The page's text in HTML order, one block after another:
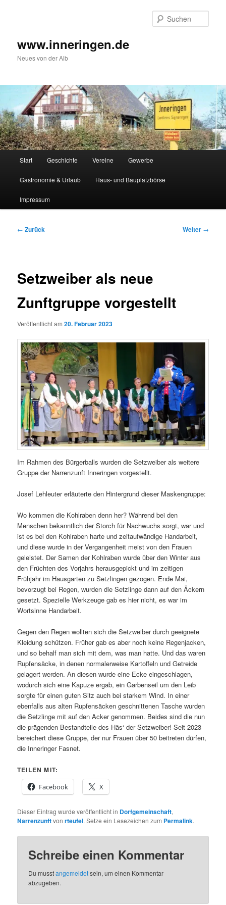
www.inneringen.de
Neues von der Alb
Start Geschichte Vereine Gewerbe
Gastronomie & Urlaub Haus- und Bauplatzbörse
Impressum
Beitragsnavigation
← Zurück Weiter →
Setzweiber als neue
Zunftgruppe vorgestellt
Veröffentlicht am20. Februar 2023
Im Rahmen des Bürgerballs wurden die Setzweiber als weitere
Gruppe der Narrenzunft Inneringen vorgestellt.
Josef Lehleuter erläuterte den Hintergrund dieser Maskengruppe:
Wo kommen die Kohlraben denn her? Während bei den
Menschen bekanntlich der Storch für Nachwuchs sorgt, war und
ist es bei den Kohlraben harte und zeitaufwändige Handarbeit,
und diese wurde in der Vergangenheit meist von den Frauen
geleistet. Der Samen der Kohlraben wurde über den Winter aus
den Früchten des Vorjahrs herausgepickt und im zeitigen
Frühjahr im Hausgarten zu Setzlingen gezogen. Ende Mai,
bevorzugt bei Regen, wurden die Setzlinge dann auf den Äckern
gesetzt. Spezielle Werkzeuge gab es hier nicht, es war im
Wortsinne Handarbeit.
Gegen den Regen wollten sich die Setzweiber durch geeignete
Kleidung schützen. Früher gab es aber noch keine Regenjacken,
und so behalf man sich mit dem, was man hatte. Und das waren
Rupfensäcke, in denen normalerweise Kartoffeln und Getreide
gelagert werden. An diesen wurde eine Ecke eingeschlagen,
wodurch sich eine Kapuze ergab, ein Garbenseil um den Leib
sorgte für einen guten Sitz auch bei starkem Wind. In einer
ebenfalls aus alten Rupfensäcken geschnittenen Tasche wurden
die Setzlinge mit auf den Acker genommen. Beides sind die nun
die prägenden Bestandteile des Häs‘ der Setzweiber! Seit 2023
bereichert diese Gruppe, der nur Frauen über 50 beitreten dürfen,
die Inneringer Fasnet.
TEILEN MIT:
Facebook
X
Dieser Eintrag wurde veröffentlicht in Dorfgemeinschaft,
Narrenzunftvonrteufel. Setze ein Lesezeichen zum Permalink.
Schreibe einen Kommentar
Du musstangemeldetsein, um einen Kommentar
abzugeben.